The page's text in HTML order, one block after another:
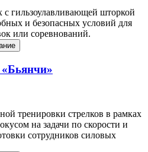
с гильзоулавливающей шторкой
и безопасных условий для
или соревнований.
тренировки стрелков в рамках
на задачи по скорости и
сотрудников силовых